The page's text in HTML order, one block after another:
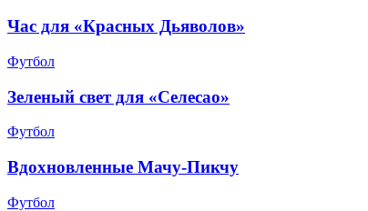
Час для «Красных Дьяволов»
Футбол
Зеленый свет для «Селесао»
Футбол
Вдохновленные Мачу-Пикчу
Футбол